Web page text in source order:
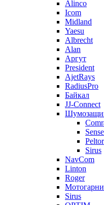
Alinco
Icom
Midland
Yaesu
Albrecht
Alan
Аргут
President
AjetRays
RadiusPro
Байкал
JJ-Connect
Peltor
Sirus
NavCom
Linton
Roger
Sirus